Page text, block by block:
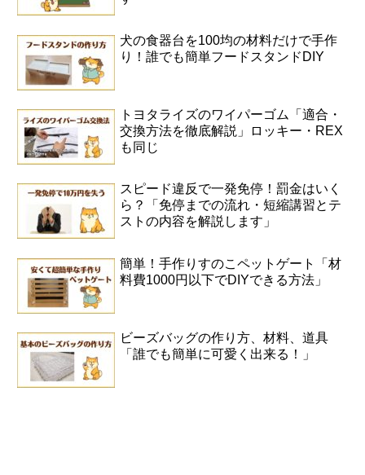
犬の食器台を100均の材料だけで手作
り！誰でも簡単フードスタンドDIY
トヨタライズのワイパーゴム「適合・
交換方法を徹底解説」ロッキー・REX
も同じ
スピード違反で一発免停！罰金はいく
ら？「免停までの流れ・短縮講習とテ
ストの内容を解説します」
簡単！手作りすのこペットゲート「材
料費1000円以下でDIYできる方法」
ビーズバッグの作り方、材料、道具
「誰でも簡単に可愛く出来る！」